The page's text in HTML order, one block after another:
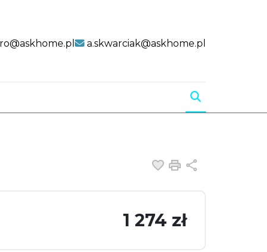
a.skwarciak@askhome.pl
Dodaj do
Drukuj
1 274 zł